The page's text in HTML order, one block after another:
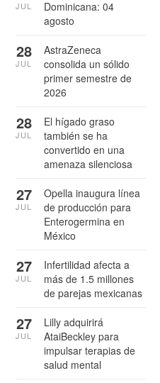
Dominicana: 04
agosto
JUL
AstraZeneca
consolida un sólido
primer semestre de
2026
28
JUL
El hígado graso
también se ha
convertido en una
amenaza silenciosa
28
JUL
Opella inaugura línea
de producción para
Enterogermina en
México
27
JUL
Infertilidad afecta a
más de 1.5 millones
de parejas mexicanas
27
JUL
Lilly adquirirá
AtaiBeckley para
impulsar terapias de
salud mental
27
JUL